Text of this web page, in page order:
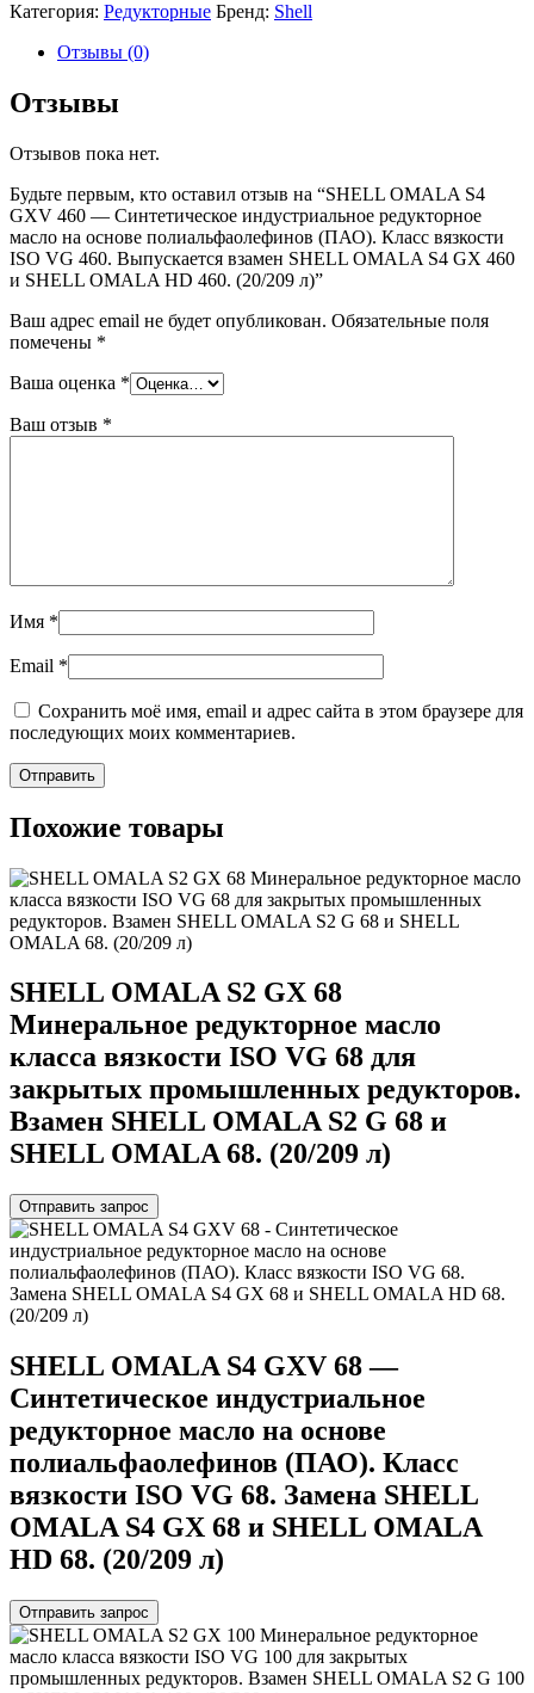
Категория: Редукторные Бренд: Shell
Отзывы (0)
Отзывы
Отзывов пока нет.
Будьте первым, кто оставил отзыв на “SHELL OMALA S4
GXV 460 — Синтетическое индустриальное редукторное
масло на основе полиальфаолефинов (ПАО). Класс вязкости
ISO VG 460. Выпускается взамен SHELL OMALA S4 GX 460
и SHELL OMALA HD 460. (20/209 л)”
Ваш адрес email не будет опубликован. Обязательные поля
помечены *
Ваша оценка *
Ваш отзыв *
Имя *
Email *
Сохранить моё имя, email и адрес сайта в этом браузере для
последующих моих комментариев.
Похожие товары
SHELL OMALA S2 GX 68
Минеральное редукторное масло
класса вязкости ISO VG 68 для
закрытых промышленных редукторов.
Взамен SHELL OMALA S2 G 68 и
SHELL OMALA 68. (20/209 л)
Отправить запрос
SHELL OMALA S4 GXV 68 —
Синтетическое индустриальное
редукторное масло на основе
полиальфаолефинов (ПАО). Класс
вязкости ISO VG 68. Замена SHELL
OMALA S4 GX 68 и SHELL OMALA
HD 68. (20/209 л)
Отправить запрос